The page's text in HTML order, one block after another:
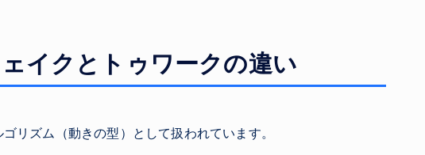
イクとトゥワークの違い
リズム（動きの型）として扱われています。